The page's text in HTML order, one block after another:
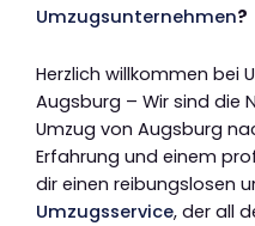
Umzugsunternehmen?
Herzlich willkommen bei
Augsburg – Wir sind die
Umzug von Augsburg
Erfahrung und einem
dir einen reibungslosen
Umzugsservice, der all